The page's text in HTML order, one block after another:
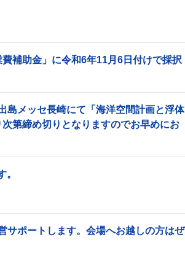
補助金」に令和6年11月6日付けで採択
メッセ長崎にて「海洋空間計画と浮体
第締め切りとなりますのでお早めにお
。
サポートします。会場へお越しの方はぜ